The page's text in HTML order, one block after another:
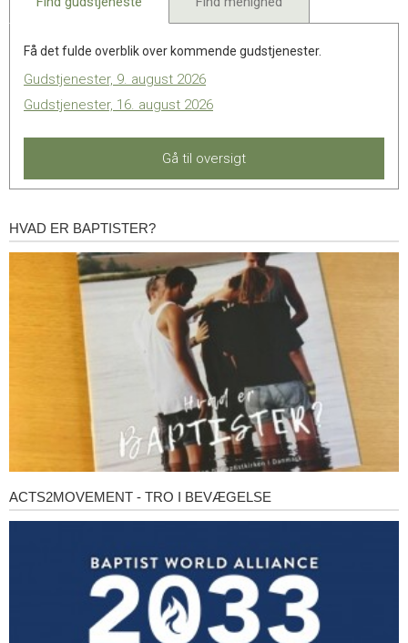
Få det fulde overblik over kommende gudstjenester.
Gudstjenester, 9. august 2026
Gudstjenester, 16. august 2026
Gå til oversigt
Hvad
er
HVAD ER BAPTISTER?
Acts2Movement
-
ACTS2MOVEMENT - TRO I BEVÆGELSE